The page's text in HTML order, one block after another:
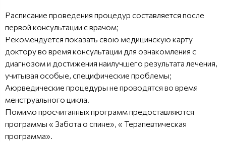
Расписание проведения процедур составляется после
первой консультации с врачом;
Рекомендуется показать свою медицинскую карту
доктору во время консультации для ознакомления с
диагнозом и достижения наилучшего результата лечения,
учитывая особые, специфические проблемы;
Аюрведические процедуры не проводятся во время
менструального цикла.
Помимо просчитанных программ предоставляются
программы « Забота о спине», « Терапевтическая
программа».